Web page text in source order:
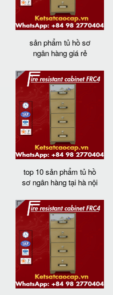
sản phẩm tủ hồ sơ
ngân hàng giá rẻ
top 10 sản phẩm tủ hồ
sơ ngân hàng tại hà nội